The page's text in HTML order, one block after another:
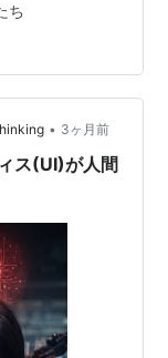
Amazon しか
できたのは左
。それが「AI
った。 ピータ
さんだったと
ち
• 3ヶ月前
ス(UI)が人間